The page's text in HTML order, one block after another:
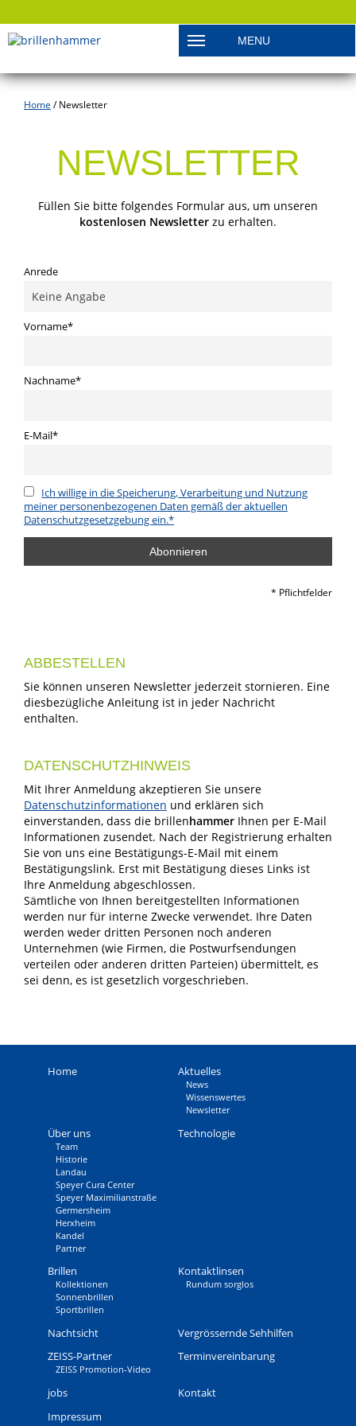
Toggle navigation
MENU
Home /Newsletter
NEWSLETTER
Füllen Sie bitte folgendes Formular aus, um unseren
kostenlosen Newsletter zu erhalten.
Vorname*
Nachname*
E-Mail*
Anrede
Ich willige in die Speicherung, Verarbeitung und Nutzung
meiner personenbezogenen Daten gemäß der aktuellen
Datenschutzgesetzgebung ein.*
* Pflichtfelder
ABBESTELLEN
Sie können unseren Newsletter jederzeit stornieren. Eine
diesbezügliche Anleitung ist in jeder Nachricht
enthalten.
DATENSCHUTZHINWEIS
Mit Ihrer Anmeldung akzeptieren Sie unsere
Datenschutzinformationen und erklären sich
einverstanden, dass die brillenhammer Ihnen per E-Mail
Informationen zusendet. Nach der Registrierung erhalten
Sie von uns eine Bestätigungs-E-Mail mit einem
Bestätigungslink. Erst mit Bestätigung dieses Links ist
Ihre Anmeldung abgeschlossen.
Sämtliche von Ihnen bereitgestellten Informationen
werden nur für interne Zwecke verwendet. Ihre Daten
werden weder dritten Personen noch anderen
Unternehmen (wie Firmen, die Postwurfsendungen
verteilen oder anderen dritten Parteien) übermittelt, es
sei denn, es ist gesetzlich vorgeschrieben.
Home Aktuelles
News
Wissens­wertes
Newsletter
Über uns
Team
Historie
Landau
Speyer Cura Center
Speyer Maximilianstraße
Germersheim
Herxheim
Kandel
Partner
Technologie
Brillen
Kollektionen
Sonnenbrillen
Sportbrillen
Kontaktlinsen
Rundum sorglos
Nachtsicht
Vergrössernde Sehhilfen
ZEISS-Partner
ZEISS Promotion-Video
Terminvereinbarung
jobs
Kontakt
Impressum